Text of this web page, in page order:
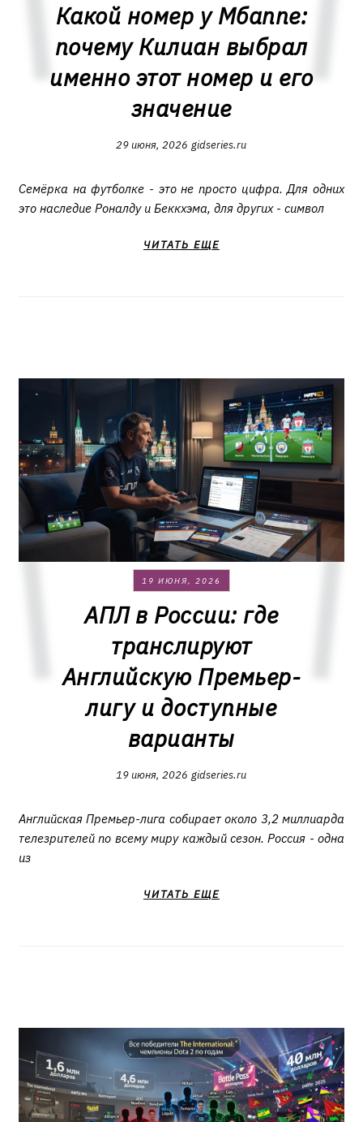
Какой номер у Мбаппе:
почему Килиан выбрал
именно этот номер и его
значение
29 июня, 2026 gidseries.ru
Семёрка на футболке - это не просто цифра. Для одних
это наследие Роналду и Беккхэма, для других - символ
ЧИТАТЬ ЕЩЕ
19 ИЮНЯ, 2026
АПЛ в России: где
транслируют
Английскую Премьер-
лигу и доступные
варианты
19 июня, 2026 gidseries.ru
Английская Премьер-лига собирает около 3,2 миллиарда
телезрителей по всему миру каждый сезон. Россия - одна
из
ЧИТАТЬ ЕЩЕ